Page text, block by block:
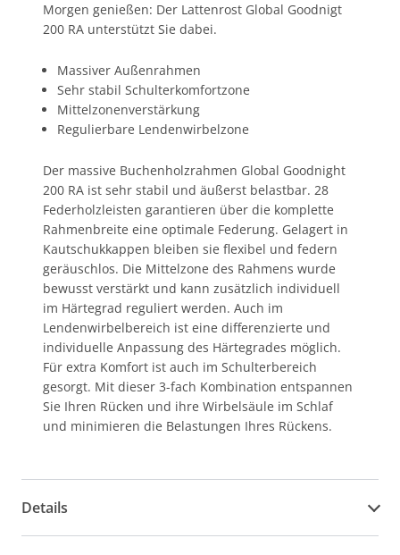
Morgen genießen: Der Lattenrost Global Goodnigt
200 RA unterstützt Sie dabei.
Massiver Außenrahmen
Sehr stabil Schulterkomfortzone
Mittelzonenverstärkung
Regulierbare Lendenwirbelzone
Der massive Buchenholzrahmen Global Goodnight
200 RA ist sehr stabil und äußerst belastbar. 28
Federholzleisten garantieren über die komplette
Rahmenbreite eine optimale Federung. Gelagert in
Kautschukkappen bleiben sie flexibel und federn
geräuschlos. Die Mittelzone des Rahmens wurde
bewusst verstärkt und kann zusätzlich individuell
im Härtegrad reguliert werden. Auch im
Lendenwirbelbereich ist eine differenzierte und
individuelle Anpassung des Härtegrades möglich.
Für extra Komfort ist auch im Schulterbereich
gesorgt. Mit dieser 3-fach Kombination entspannen
Sie Ihren Rücken und ihre Wirbelsäule im Schlaf
und minimieren die Belastungen Ihres Rückens.
Details